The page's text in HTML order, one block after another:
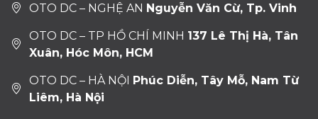
OTO DC – NGHỆ AN Nguyễn Văn Cừ, Tp. Vinh
OTO DC – TP HỒ CHÍ MINH 137 Lê Thị Hà, Tân
Xuân, Hóc Môn, HCM
OTO DC – HÀ NỘI Phúc Diễn, Tây Mỗ, Nam Từ
Liêm, Hà Nội